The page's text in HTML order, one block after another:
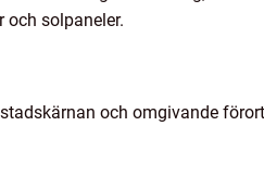
solpaneler.
och omgivande